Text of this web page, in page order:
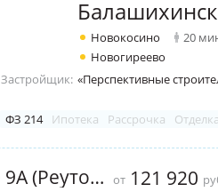
Новокосино
20
Новогиреево
Застройщик: «Перспективные
ФЗ 214 Ипотека Рассрочка
ЖК в микрорайоне 9А (Реутов) от 121 920